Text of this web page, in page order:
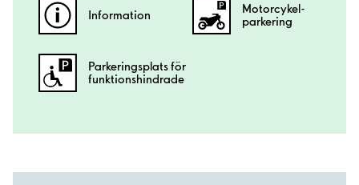
Information
Motorcykel­
parkering
Parkeringsplats för
funktionshindrade